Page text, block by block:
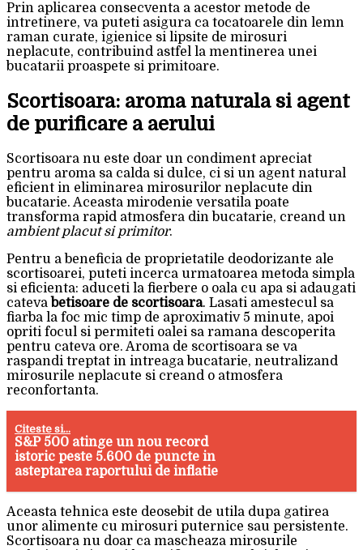
Prin aplicarea consecventa a acestor metode de
intretinere, va puteti asigura ca tocatoarele din lemn
raman curate, igienice si lipsite de mirosuri
neplacute, contribuind astfel la mentinerea unei
bucatarii proaspete si primitoare.
Scortisoara: aroma naturala si agent
de purificare a aerului
Scortisoara nu este doar un condiment apreciat
pentru aroma sa calda si dulce, ci si un agent natural
eficient in eliminarea mirosurilor neplacute din
bucatarie. Aceasta mirodenie versatila poate
transforma rapid atmosfera din bucatarie, creand un
ambient placut si primitor.
Pentru a beneficia de proprietatile deodorizante ale
scortisoarei, puteti incerca urmatoarea metoda simpla
si eficienta: aduceti la fierbere o oala cu apa si adaugati
cateva betisoare de scortisoara. Lasati amestecul sa
fiarba la foc mic timp de aproximativ 5 minute, apoi
opriti focul si permiteti oalei sa ramana descoperita
pentru cateva ore. Aroma de scortisoara se va
raspandi treptat in intreaga bucatarie, neutralizand
mirosurile neplacute si creand o atmosfera
reconfortanta.
Citeste si...
S&P 500 atinge un nou record
istoric peste 5.600 de puncte in
asteptarea raportului de inflatie
Aceasta tehnica este deosebit de utila dupa gatirea
unor alimente cu mirosuri puternice sau persistente.
Scortisoara nu doar ca mascheaza mirosurile